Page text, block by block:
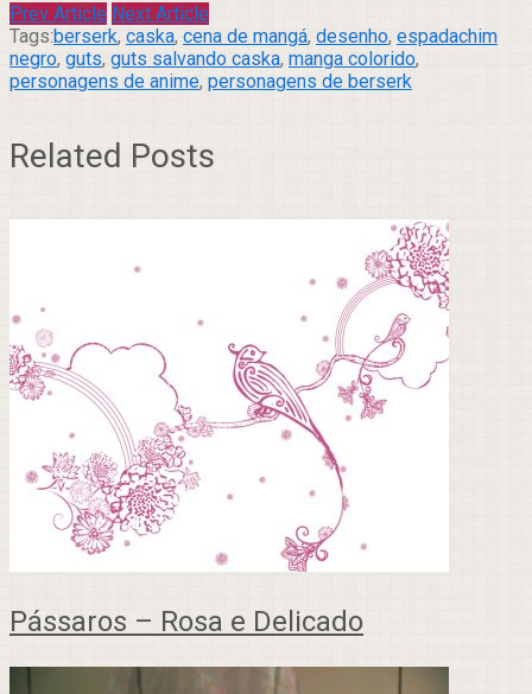
Prev Article Next Article
Tags:berserk, caska, cena de mangá, desenho, espadachim
negro, guts, guts salvando caska, manga colorido,
personagens de anime, personagens de berserk
Related Posts
Pássaros – Rosa e Delicado